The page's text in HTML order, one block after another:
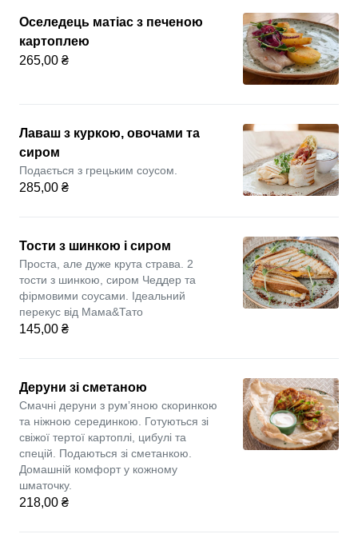
Оселедець матіас з печеною
картоплею
265,00 ₴
Лаваш з куркою, овочами та
сиром
Подається з грецьким соусом.
285,00 ₴
Тости з шинкою і сиром
Проста, але дуже крута страва. 2
тости з шинкою, сиром Чеддер та
фірмовими соусами. Ідеальний
перекус від Мама&Тато
145,00 ₴
Деруни зі сметаною
Смачні деруни з румʼяною скоринкою
та ніжною серединкою. Готуються зі
свіжої тертої картоплі, цибулі та
спецій. Подаються зі сметанкою.
Домашній комфорт у кожному
шматочку.
218,00 ₴